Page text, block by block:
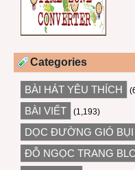
Categories
BÀI HÁT YÊU THÍCH
BÀI VIẾT (1,193)
DỌC ĐƯỜNG GIÓ BỤI
ĐỖ NGỌC TRANG